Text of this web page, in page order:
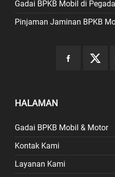
Gadai BPKB Mobil di
Pinjaman Jaminan BPKB
HALAMAN
Gadai BPKB Mobil & Motor
Kontak Kami
Layanan Kami